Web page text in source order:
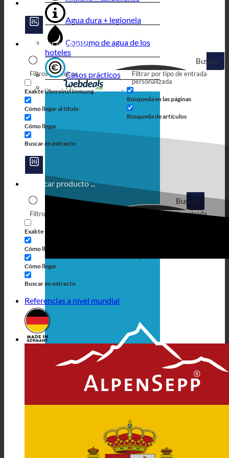
Buscar
en
Filtros genéricos
Exakte Übereinstimmung
Cómo llegar al título
Cómo llegar
Buscar en extracto
Filtrar por tipo de entrada
personalizada
Búsqueda en las páginas
Búsqueda de artículos
Buscar
Filtros genéricos
Exakte Übereinstimmung
Cómo llegar al título
Cómo llegar
Buscar en extracto
Filtrar por tipo de entrada
Referencias a nivel mundial
Agua dura + legionela
Consumo de agua de los
hoteles
Casos prácticos